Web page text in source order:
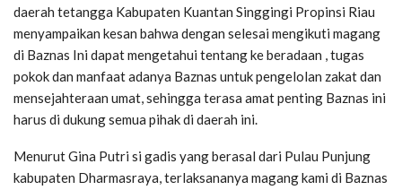
daerah tetangga Kabupaten Kuantan Singgingi Propinsi Riau
menyampaikan kesan bahwa dengan selesai mengikuti magang
di Baznas Ini dapat mengetahui tentang ke beradaan , tugas
pokok dan manfaat adanya Baznas untuk pengelolan zakat dan
mensejahteraan umat, sehingga terasa amat penting Baznas ini
harus di dukung semua pihak di daerah ini.
Menurut Gina Putri si gadis yang berasal dari Pulau Punjung
kabupaten Dharmasraya, terlaksananya magang kami di Baznas